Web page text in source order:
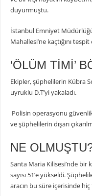
duyurmuştu.
İstanbul Emniyet
Mahallesi’ne kaçtığını
‘ÖLÜM TİMİ’
Ekipler, şüphelilerin Kübra
uyruklu D.T’yi yakaladı.
Polisin operasyonu
ve şüphelilerin dışarı
NE
Santa Maria Kilisesi’nde bir
sayısı 51’e yükseldi.
aracın bu süre içerisinde hiç